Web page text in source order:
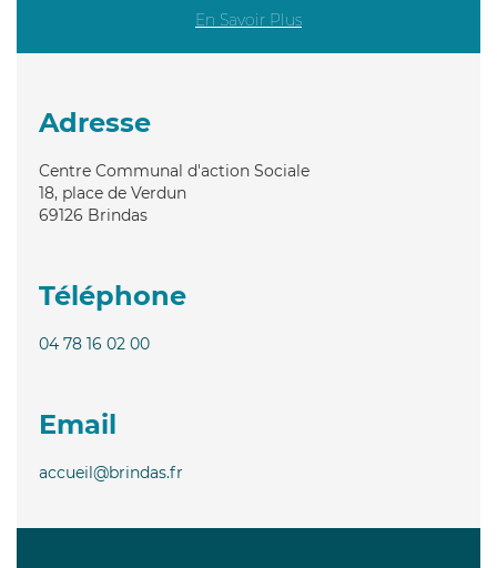
En Savoir Plus
Adresse
Centre Communal d'action Sociale
18, place de Verdun
69126 Brindas
Téléphone
04 78 16 02 00
Email
accueil@brindas.fr